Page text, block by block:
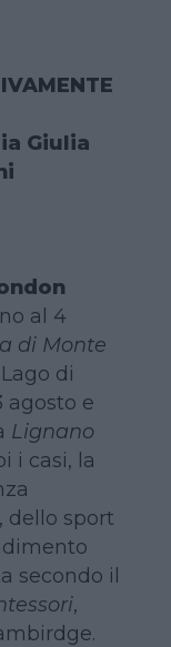
Giulia
al 4
di Monte
di
agosto e
Lignano
i casi, la
dello sport
secondo il
,